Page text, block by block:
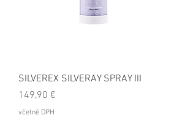
SILVEREX SILVERAY SPRAY III
Cena
149,90 €
včetně DPH